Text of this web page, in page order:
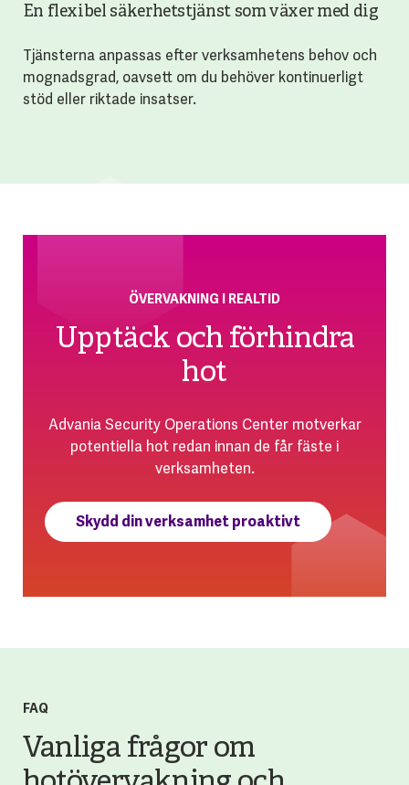
En flexibel säkerhetstjänst som växer med dig
Tjänsterna anpassas efter verksamhetens behov och
mognadsgrad, oavsett om du behöver kontinuerligt
stöd eller riktade insatser.
ÖVERVAKNING I REALTID
Upptäck och förhindra
hot
Advania Security Operations Center motverkar
potentiella hot redan innan de får fäste i
verksamheten.
Skydd din verksamhet proaktivt
FAQ
Vanliga frågor om